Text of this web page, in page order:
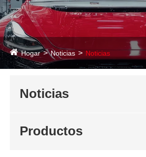
Hogar Noticias Noticias
Noticias
Productos